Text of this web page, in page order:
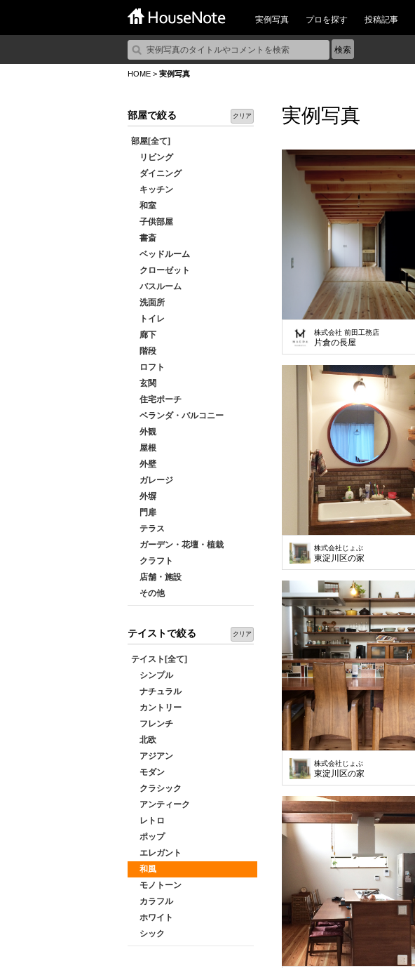
実例写真 プロを探す 投稿記事
HOME > 実例写真
部屋で絞る クリア
部屋[全て]
リビング
ダイニング
キッチン
和室
子供部屋
書斎
ベッドルーム
クローゼット
バスルーム
洗面所
トイレ
廊下
階段
ロフト
玄関
住宅ポーチ
ベランダ・バルコニー
外観
屋根
外壁
ガレージ
外塀
門扉
テラス
ガーデン・花壇・植栽
クラフト
店舗・施設
その他
テイストで絞る クリア
テイスト[全て]
シンプル
ナチュラル
カントリー
フレンチ
北欧
アジアン
モダン
クラシック
アンティーク
レトロ
ポップ
エレガント
和風
モノトーン
カラフル
ホワイト
シック
実例写真
株式会社 前田工務店
片倉の長屋
株式会社じょぶ
東淀川区の家
株式会社じょぶ
東淀川区の家